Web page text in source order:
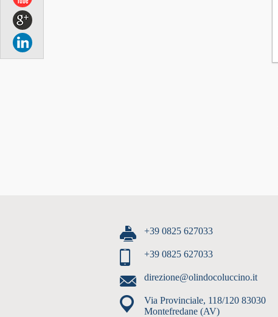
+39 0825 627033
+39 0825 627033
direzione@olindocoluccino.it
Via Provinciale, 118/120 83030
Montefredane (AV)